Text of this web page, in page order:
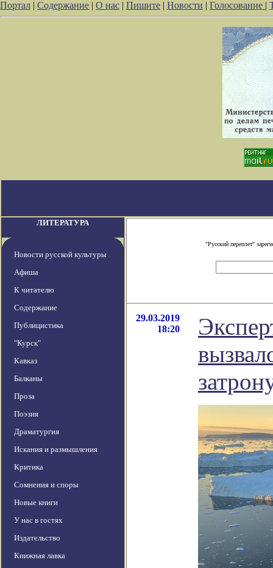
Портал | Содержание | О нас | Пишите | Новости | Голосование |
ЛИТЕРАТУРА
Новости русской культуры
Афиша
К читателю
Содержание
Публицистика
"Курск"
Кавказ
Балканы
Проза
Поэзия
Драматургия
Искания и размышления
Критика
Сомнения и споры
Новые книги
У нас в гостях
Издательство
Книжная лавка
"Русский переплет"
29.03.2019
18:20